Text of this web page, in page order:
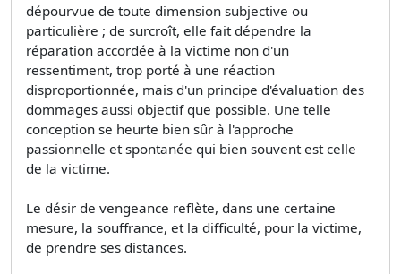
dépourvue de toute dimension subjective ou
particulière ; de surcroît, elle fait dépendre la
réparation accordée à la victime non d'un
ressentiment, trop porté à une réaction
disproportionnée, mais d'un principe d'évaluation des
dommages aussi objectif que possible. Une telle
conception se heurte bien sûr à l'approche
passionnelle et spontanée qui bien souvent est celle
de la victime.
Le désir de vengeance reflète, dans une certaine
mesure, la souffrance, et la difficulté, pour la victime,
de prendre ses distances.